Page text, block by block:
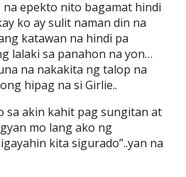
epekto nito bagamat hindi
ko ay sulit naman din na
katawan na hindi pa
lalaki sa panahon na yon…
na nakakita ng talop na
hipag na si Girlie..
sa akin kahit pag sungitan at
mo lang ako ng
kita sigurado”..yan na